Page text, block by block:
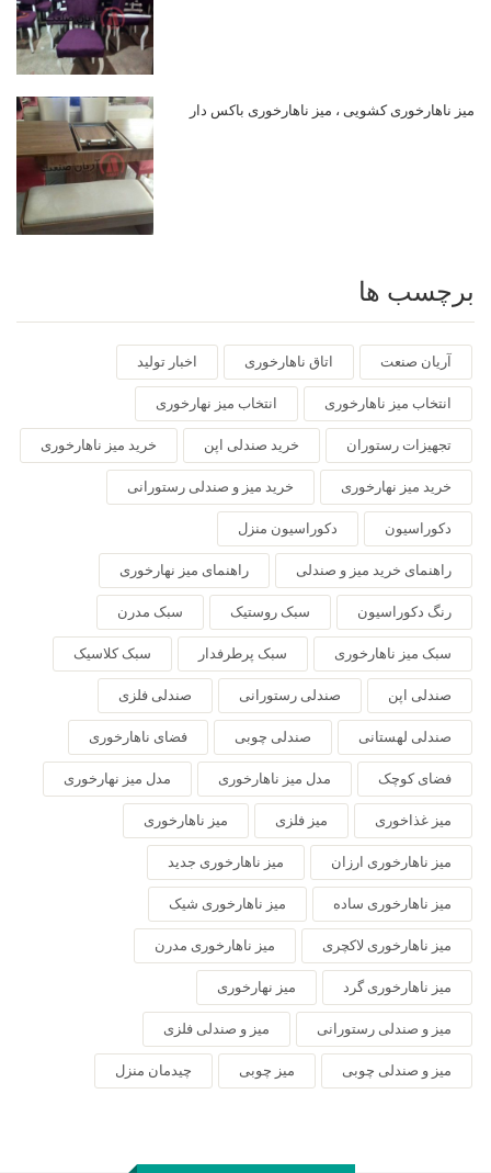
میز ناهارخوری کشویی ، میز ناهارخوری باکس دار
برچسب ها
آریان صنعت اتاق ناهارخوری اخبار تولید
انتخاب میز ناهارخوری انتخاب میز نهارخوری
تجهیزات رستوران خرید صندلی اپن خرید میز ناهارخوری
خرید میز نهارخوری خرید میز و صندلی رستورانی
دکوراسیون دکوراسیون منزل
راهنمای خرید میز و صندلی راهنمای میز نهارخوری
رنگ دکوراسیون سبک روستیک سبک مدرن
سبک میز ناهارخوری سبک پرطرفدار سبک کلاسیک
صندلی اپن صندلی رستورانی صندلی فلزی
صندلی لهستانی صندلی چوبی فضای ناهارخوری
فضای کوچک مدل میز ناهارخوری مدل میز نهارخوری
میز غذاخوری میز فلزی میز ناهارخوری
میز ناهارخوری ارزان میز ناهارخوری جدید
میز ناهارخوری ساده میز ناهارخوری شیک
میز ناهارخوری لاکچری میز ناهارخوری مدرن
میز ناهارخوری گرد میز نهارخوری
میز و صندلی رستورانی میز و صندلی فلزی
میز و صندلی چوبی میز چوبی چیدمان منزل